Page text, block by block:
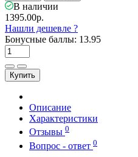
В наличии
1395.00р.
Нашли дешевле ?
Бонусные баллы: 13.95
Купить
Описание
Характеристики
Отзывы 0
Вопрос - ответ 0